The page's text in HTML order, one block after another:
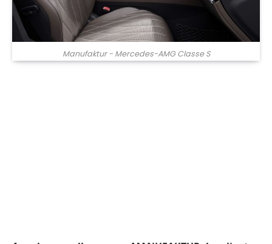
Manufaktur - Mercedes-AMG Classe S